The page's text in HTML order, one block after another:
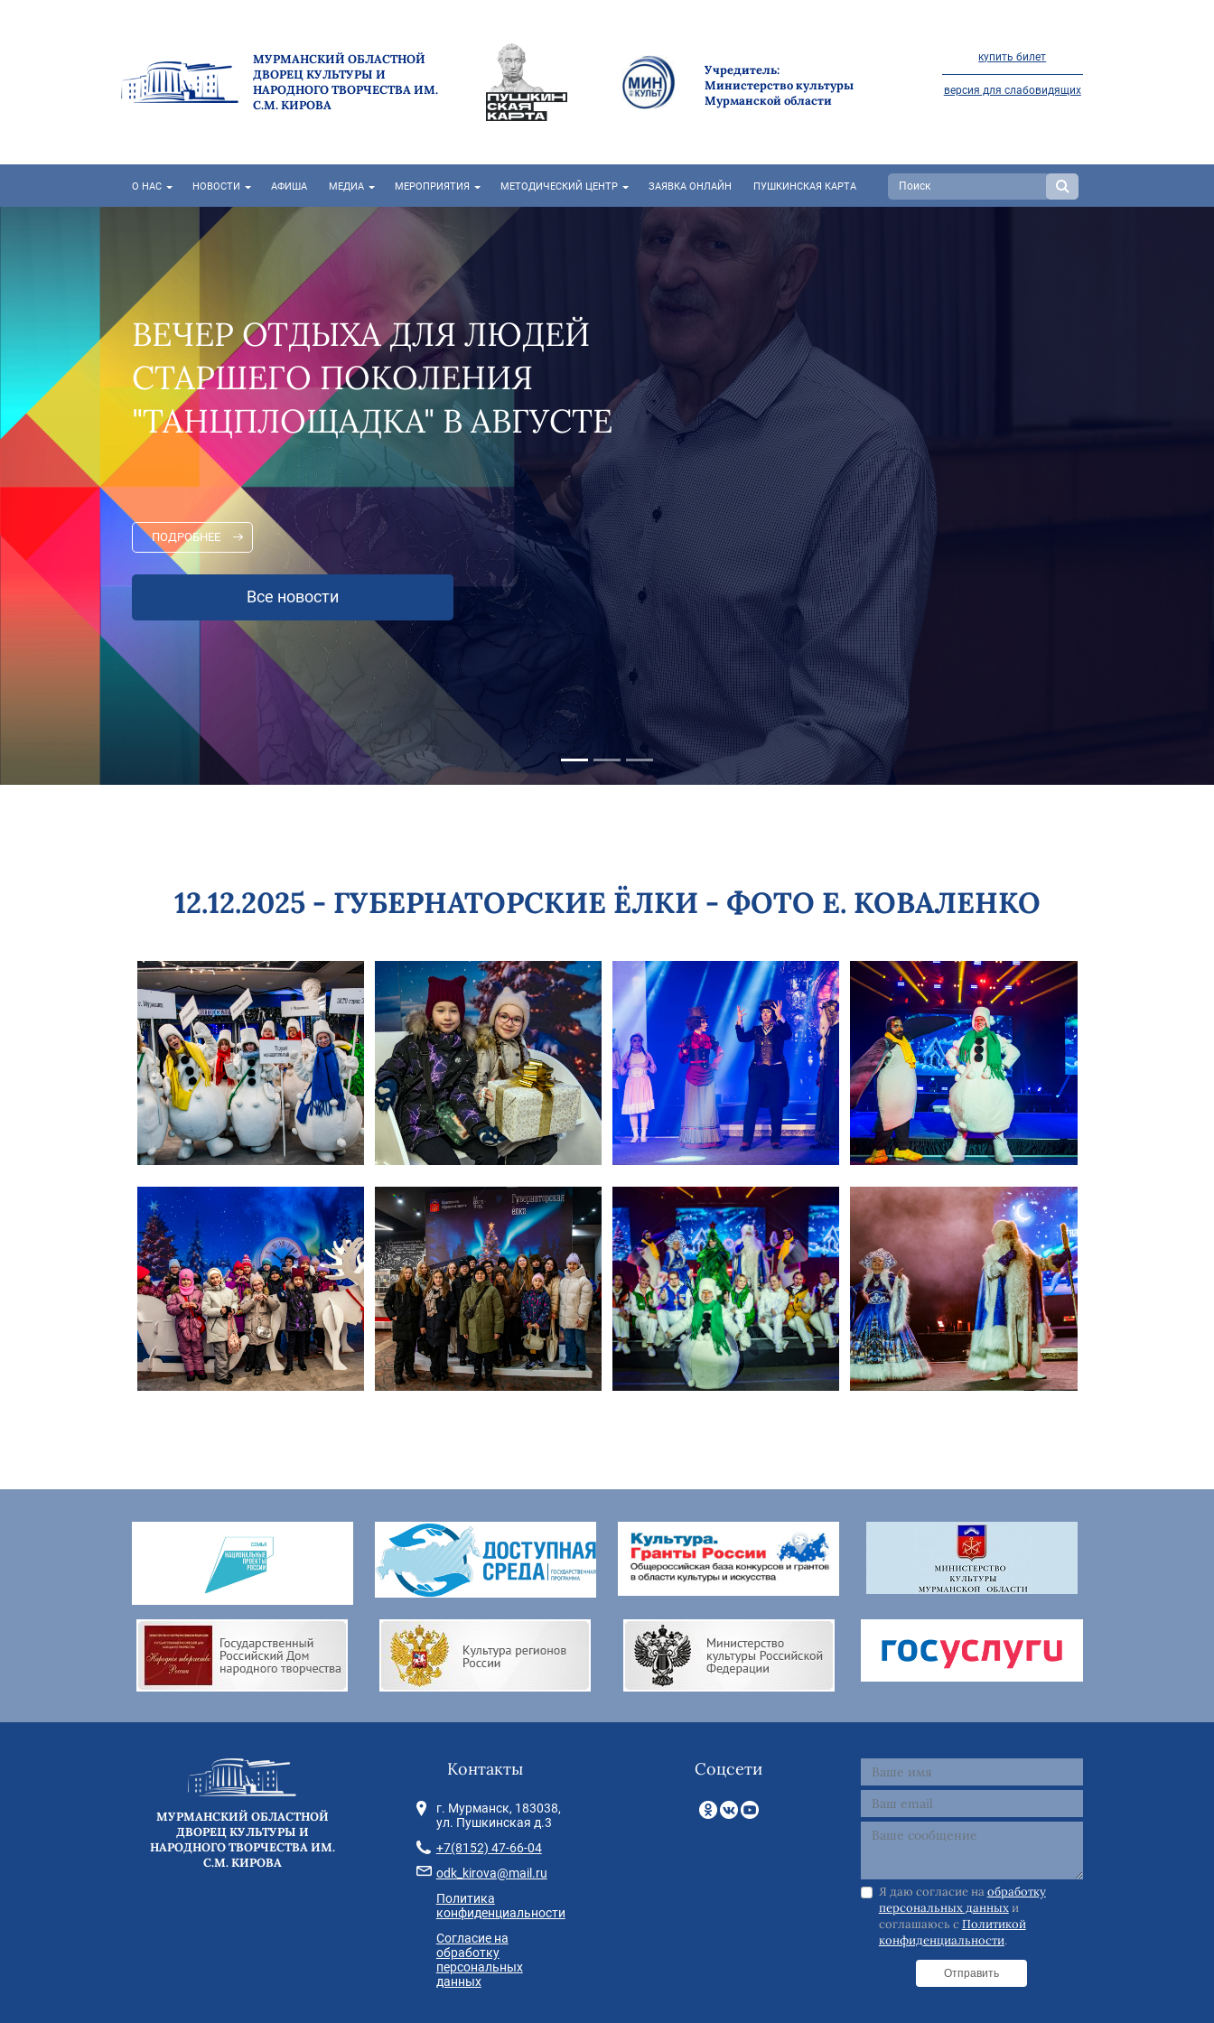
МУРМАНСКИЙ ОБЛАСТНОЙ
ДВОРЕЦ КУЛЬТУРЫ И
НАРОДНОГО ТВОРЧЕСТВА ИМ.
С.М. КИРОВА
Учредитель:
Министерство культуры
Мурманской области
купить билет
версия для слабовидящих
О НАС НОВОСТИ АФИША МЕДИА МЕРОПРИЯТИЯ МЕТОДИЧЕСКИЙ ЦЕНТР ЗАЯВКА ОНЛАЙН ПУШКИНСКАЯ КАРТА
"НА СЕВЕРЕ ЛЕТО" В САМОМ
РАЗГАРЕ!
ПОДРОБНЕЕ
Все новости
12.12.2025 - ГУБЕРНАТОРСКИЕ ЁЛКИ - ФОТО Е. КОВАЛЕНКО
МУРМАНСКИЙ ОБЛАСТНОЙ
ДВОРЕЦ КУЛЬТУРЫ И
НАРОДНОГО ТВОРЧЕСТВА ИМ.
С.М. КИРОВА
Контакты
г. Мурманск, 183038,
ул. Пушкинская д.3
+7(8152) 47-66-04
odk_kirova@mail.ru
Политика
конфиденциальности
Согласие на
обработку
персональных
данных
Соцсети
Я даю согласие наобработку
персональных данныхи
соглашаюсь сПолитикой
конфиденциальности.
Отправить